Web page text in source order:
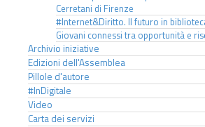
Cerretani di Firenze
#Internet&Diritto. Il futuro in
Giovani connessi tra opportunità e
Archivio iniziative
Edizioni dell'Assemblea
Pillole d'autore
#InDigitale
Video
Carta dei servizi